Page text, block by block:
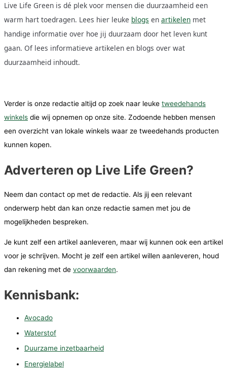
Live Life Green is dé plek voor mensen die duurzaamheid een
warm hart toedragen. Lees hier leuke blogs en artikelen met
handige informatie over hoe jij duurzaam door het leven kunt
gaan. Of lees informatieve artikelen en blogs over wat
duurzaamheid inhoudt.
Verder is onze redactie altijd op zoek naar leuke tweedehands
winkels die wij opnemen op onze site. Zodoende hebben mensen
een overzicht van lokale winkels waar ze tweedehands producten
kunnen kopen.
Adverteren op Live Life Green?
Neem dan contact op met de redactie. Als jij een relevant
onderwerp hebt dan kan onze redactie samen met jou de
mogelijkheden bespreken.
Je kunt zelf een artikel aanleveren, maar wij kunnen ook een artikel
voor je schrijven. Mocht je zelf een artikel willen aanleveren, houd
dan rekening met de voorwaarden.
Kennisbank:
Avocado
Waterstof
Duurzame inzetbaarheid
Energielabel